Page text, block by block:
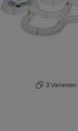
3 Varianten